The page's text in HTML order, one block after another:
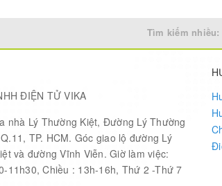
Rate 30 fps
Technology
FOV 90° × 65°
Resolution 1 MP
Tìm kiếm nhiều:
ĐIỆN TỬ VIKA
nhà Lý Thường Kiệt, Đường Lý Thường
TP. HCM. Góc giao lộ đường Lý
và đường Vĩnh Viễn. Giờ làm việc:
11h30, Chiều : 13h-16h, Thứ 2 -Thứ 7